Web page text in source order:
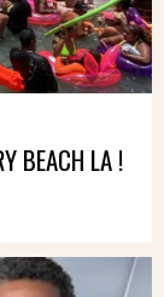
BEACH LA !